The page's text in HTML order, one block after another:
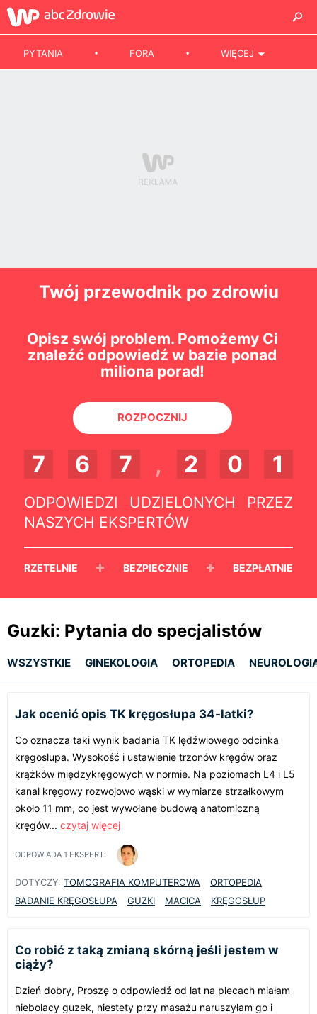
PYTANIA FORA WIĘCEJ
Twój przewodnik po zdrowiu
Opisz swój problem. Pomożemy Ci
znaleźć odpowiedź w bazie ponad
miliona porad!
ROZPOCZNIJ
7 6 7 , 2 0 1
ODPOWIEDZI UDZIELONYCH PRZEZ
NASZYCH EKSPERTÓW
RZETELNIE + BEZPIECZNIE + BEZPŁATNIE
Guzki: Pytania do specjalistów
WSZYSTKIE GINEKOLOGIA ORTOPEDIA
Jak ocenić opis TK kręgosłupa 34-latki?
Co oznacza taki wynik badania TK lędźwiowego odcinka
kręgosłupa. Wysokość i ustawienie trzonów kręgów oraz
krążków międzykręgowych w normie. Na poziomach L4 i L5
kanał kręgowy rozwojowo wąski w wymiarze strzałkowym
około 11 mm, co jest wywołane budową anatomiczną
kręgów... czytaj więcej
ODPOWIADA 1 EKSPERT:
DOTYCZY: TOMOGRAFIA KOMPUTEROWA
ORTOPEDIA
BADANIE KRĘGOSŁUPA
GUZKI MACICA KRĘGOSŁUP
Co robić z taką zmianą skórną jeśli jestem w
ciąży?
Dzień dobry, Proszę o odpowiedź od lat na plecach miałam
niebolacy guzek, niestety przy masażu naruszyłam go i